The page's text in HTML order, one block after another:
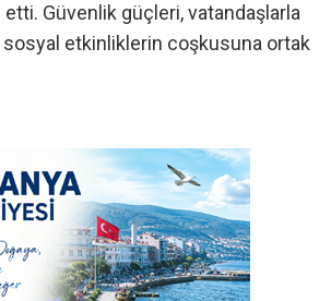
Güvenlik güçleri, vatandaşlarla
sosyal etkinliklerin coşkusuna ortak